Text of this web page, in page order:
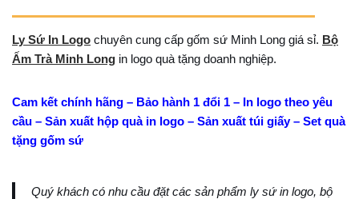
Ly Sứ In Logo chuyên cung cấp gốm sứ Minh Long giá sỉ. Bộ
Ấm Trà Minh Long in logo quà tặng doanh nghiệp.
Cam kết chính hãng – Bảo hành 1 đổi 1 – In logo theo yêu
cầu – Sản xuất hộp quà in logo – Sản xuất túi giấy – Set quà
tặng gốm sứ
Quý khách có nhu cầu đặt các sản phẩm ly sứ in logo, bộ